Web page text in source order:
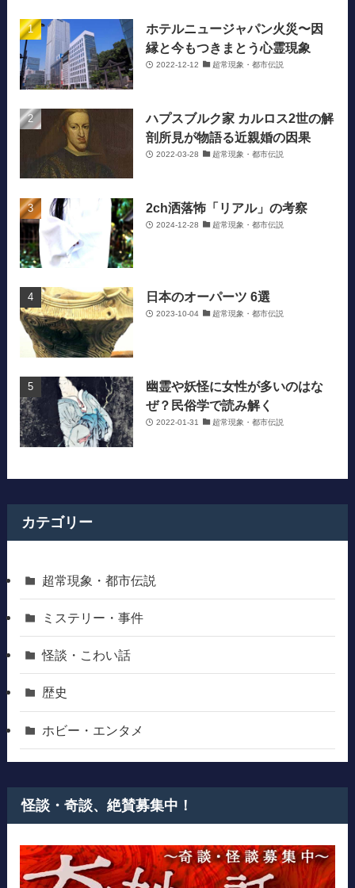
ホテルニュージャパン火災〜因
縁と今もつきまとう心霊現象
2022-12-12 超常現象・都市伝説
ハプスブルク家 カルロス2世の解
剖所見が物語る近親婚の因果
2022-03-28 超常現象・都市伝説
2ch洒落怖「リアル」の考察
2024-12-28 超常現象・都市伝説
日本のオーパーツ 6選
2023-10-04 超常現象・都市伝説
幽霊や妖怪に女性が多いのはな
ぜ？民俗学で読み解く
2022-01-31 超常現象・都市伝説
カテゴリー
超常現象・都市伝説
ミステリー・事件
怪談・こわい話
歴史
ホビー・エンタメ
怪談・奇談、絶賛募集中！